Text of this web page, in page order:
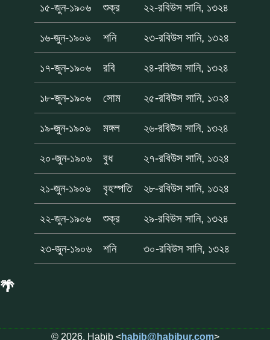
১৫-জুন-১৯০৬ শুক্র ২২-রবিউস সানি, ১৩২৪
১৬-জুন-১৯০৬ শনি ২৩-রবিউস সানি, ১৩২৪
১৭-জুন-১৯০৬ রবি ২৪-রবিউস সানি, ১৩২৪
১৮-জুন-১৯০৬ সোম ২৫-রবিউস সানি, ১৩২৪
১৯-জুন-১৯০৬ মঙ্গল ২৬-রবিউস সানি, ১৩২৪
২০-জুন-১৯০৬ বুধ ২৭-রবিউস সানি, ১৩২৪
২১-জুন-১৯০৬ বৃহস্পতি ২৮-রবিউস সানি, ১৩২৪
২২-জুন-১৯০৬ শুক্র ২৯-রবিউস সানি, ১৩২৪
২৩-জুন-১৯০৬ শনি ৩০-রবিউস সানি, ১৩২৪
🌴
© 2026, Habib <habib@habibur.com>